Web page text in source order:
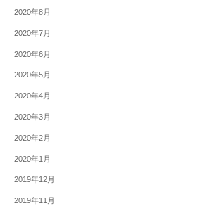
2020年8月
2020年7月
2020年6月
2020年5月
2020年4月
2020年3月
2020年2月
2020年1月
2019年12月
2019年11月